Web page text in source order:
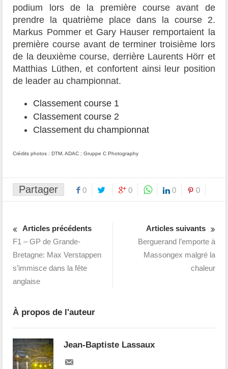
podium lors de la première course avant de
prendre la quatrième place dans la course 2.
Markus Pommer et Gary Hauser remportaient la
première course avant de terminer troisième lors
de la deuxième course, derrière Laurents Hörr et
Matthias Lüthen, et confortent ainsi leur position
de leader au championnat.
Classement course 1
Classement course 2
Classement du championnat
Crédits photos : DTM, ADAC ; Gruppe C Photography
Partager 0 0 0 0
Articles précédents
F1 – GP de Grande-
Bretagne: Max Verstappen
s’immisce dans la fête
anglaise
Articles suivants
Berguerand l’emporte à
Massongex malgré la
chaleur
À propos de l'auteur
Jean-Baptiste Lassaux